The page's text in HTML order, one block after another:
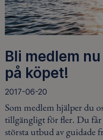
Bli medlem
på köpet!
2017-06-20
Som medlem hjälper du
tillgängligt för fler. Du får
största utbud av guidade